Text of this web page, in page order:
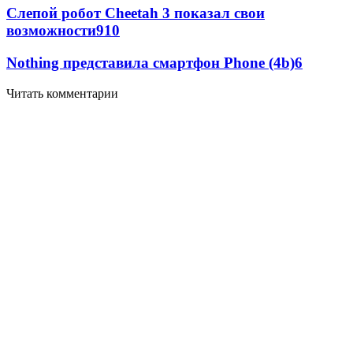
Слепой робот Cheetah 3 показал свои
возможности910
Nothing представила смартфон Phone (4b)6
Читать комментарии